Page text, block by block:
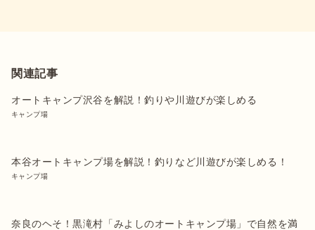
関連記事
オートキャンプ沢谷を解説！釣りや川遊びが楽しめる
キャンプ場
本谷オートキャンプ場を解説！釣りなど川遊びが楽しめる！
キャンプ場
奈良のヘそ！黒滝村「みよしのオートキャンプ場」で自然を満